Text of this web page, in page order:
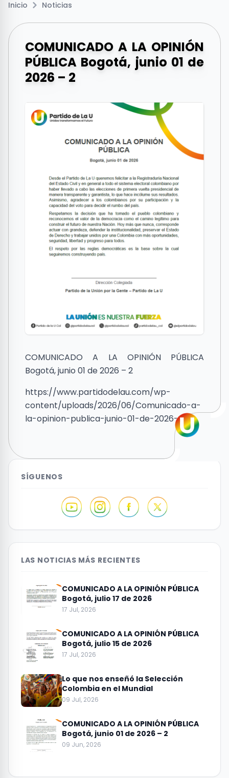
Inicio Noticias
COMUNICADO A LA OPINIÓN
PÚBLICA Bogotá, junio 01 de
2026 – 2
COMUNICADO A LA OPINIÓN PÚBLICA
Bogotá, junio 01 de 2026 – 2
https://www.partidodelau.com/wp-
content/uploads/2026/06/Comunicado-a-
la-opinion-publica-junio-01-de-2026-2.pdf
SÍGUENOS
LAS NOTICIAS MÁS RECIENTES
COMUNICADO A LA OPINIÓN PÚBLICA
Bogotá, julio 17 de 2026
17 Jul, 2026
COMUNICADO A LA OPINIÓN PÚBLICA
Bogotá, julio 15 de 2026
17 Jul, 2026
Lo que nos enseñó la Selección
Colombia en el Mundial
09 Jul, 2026
COMUNICADO A LA OPINIÓN PÚBLICA
Bogotá, junio 01 de 2026 – 2
09 Jun, 2026